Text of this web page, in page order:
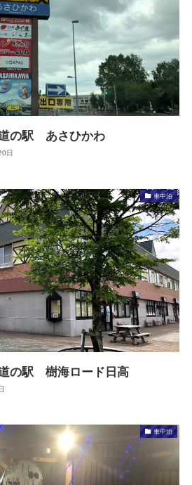
道の駅 あさひかわ
日
車中泊
道の駅 樹海ロード日高
車中泊